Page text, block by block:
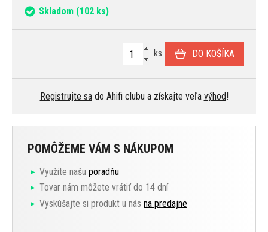
Skladom (102 ks)
ks DO KOŠÍKA
Registrujte sado Ahifi clubu a získajte veľa výhod!
POMÔŽEME VÁM S NÁKUPOM
Využite našu poradňu
Tovar nám môžete vrátiť do 14 dní
Vyskúšajte si produkt u nás na predajne